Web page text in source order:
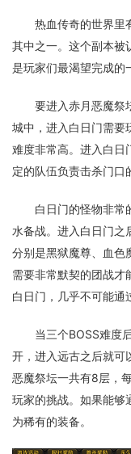
热血传奇的世界里
其中之一。这个副本被
是玩家们最渴望完成的
要进入赤月恶魔祭
城中，进入白日门需要
难度非常高。进入白日
定的队伍负责击杀门口
白日门的怪物非常
水备战。进入白日门之
分别是黑狱魔尊、血色
需要非常默契的团战才
白日门，几乎不可能通
当三个BOSS难度
开，进入远古之后就可
恶魔祭坛一共有8层，
玩家的挑战。如果能够
为稀有的装备。